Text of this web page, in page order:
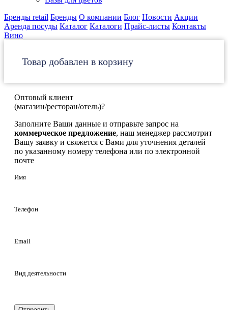
Бренды retail Бренды О компании Блог Новости Акции
Аренда посуды Каталог Каталоги Прайс-листы Контакты
Вино
Товар добавлен в корзину
Оптовый клиент
(магазин/ресторан/отель)?
Заполните Ваши данные и отправьте запрос на
коммерческое предложение, наш менеджер рассмотрит
Вашу заявку и свяжется с Вами для уточнения деталей
по указанному номеру телефона или по электронной
почте
Имя
Телефон
Email
Вид деятельности